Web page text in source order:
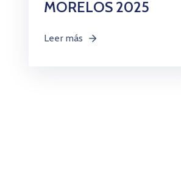
MORELOS 2025
Leer más